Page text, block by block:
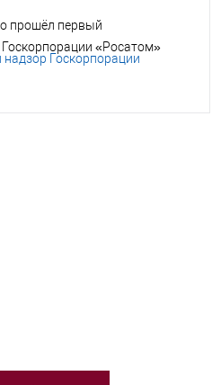
прошёл первый
«Росатом»